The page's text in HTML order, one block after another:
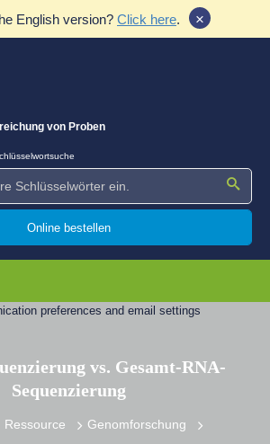
English version? Click here. ×
von Proben
Online bestellen
vs. Gesamt-RNA-
Sequenzierung
Ressource
Genomforschung